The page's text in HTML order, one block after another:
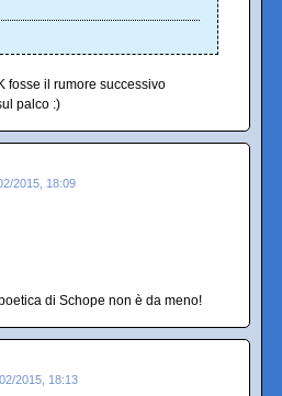
fosse il rumore successivo
palco :)
2015, 18:09
di Schope non è da meno!
2015, 18:13